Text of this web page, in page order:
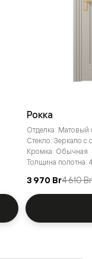
Рокка
Отделка: Матовый
Стекло: Зеркало с
Кромка: Обычная
Толщина полотна:
3 970 Br4 610 Br